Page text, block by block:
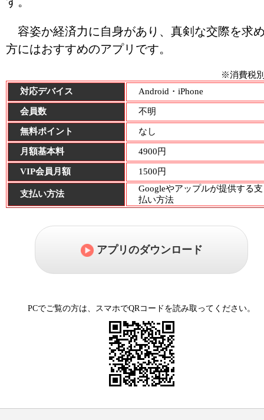
容姿か経済力に自身があり、真剣な交際を求
方にはおすすめのアプリです。
※消費税
対応デバイス
Android・iPhone
会員数 不明
無料ポイント なし
月額基本料 4900円
VIP会員月額 1500円
支払い方法
Googleやアップルが提供する支
払い方法
アプリのダウンロード
PCでご覧の方は、スマホでQRコードを読み取ってください。